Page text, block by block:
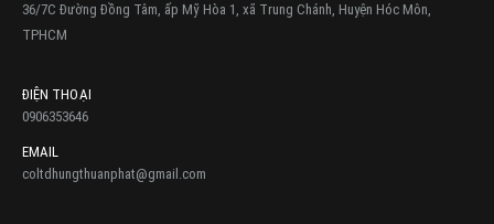
36/7C Đường Đồng Tâm, ấp Mỹ Hòa 1, xã Trung Chánh, Huyện Hóc Môn,
TPHCM
ĐIỆN THOẠI
0906353646
EMAIL
coltdhungthuanphat@gmail.com